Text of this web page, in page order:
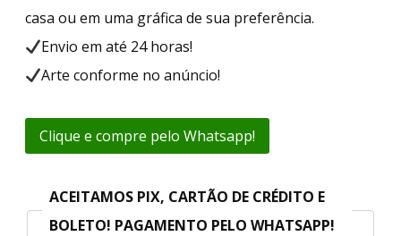
casa ou em uma gráfica de sua preferência.
Envio em até 24 horas!
Arte conforme no anúncio!
Clique e compre pelo Whatsapp!
ACEITAMOS PIX, CARTÃO DE CRÉDITO E
BOLETO! PAGAMENTO PELO WHATSAPP!